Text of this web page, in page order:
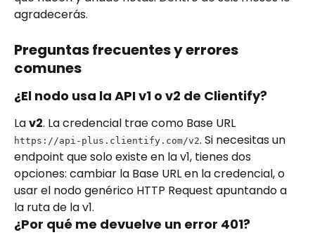
agradecerás.
Preguntas frecuentes y errores
comunes
¿El nodo usa la API v1 o v2 de Clientify?
La v2. La credencial trae como Base URL
https://api-plus.clientify.com/v2. Si necesitas un
endpoint que solo existe en la v1, tienes dos
opciones: cambiar la Base URL en la credencial, o
usar el nodo genérico HTTP Request apuntando a
la ruta de la v1.
¿Por qué me devuelve un error 401?